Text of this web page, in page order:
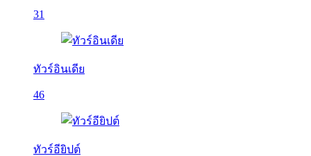
31
ทัวร์อินเดีย
46
ทัวร์อียิปต์